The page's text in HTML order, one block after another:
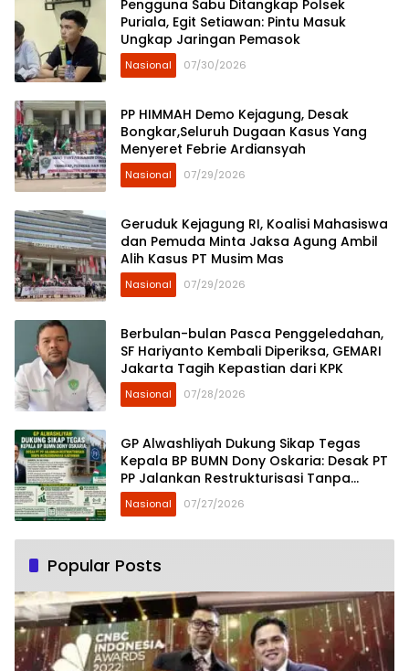
Pengguna Sabu Ditangkap Polsek
Puriala, Egit Setiawan: Pintu Masuk
Ungkap Jaringan Pemasok
Nasional 07/30/2026
PP HIMMAH Demo Kejagung, Desak
Bongkar,Seluruh Dugaan Kasus Yang
Menyeret Febrie Ardiansyah
Nasional 07/29/2026
Geruduk Kejagung RI, Koalisi Mahasiswa
dan Pemuda Minta Jaksa Agung Ambil
Alih Kasus PT Musim Mas
Nasional 07/29/2026
Berbulan-bulan Pasca Penggeledahan,
SF Hariyanto Kembali Diperiksa, GEMARI
Jakarta Tagih Kepastian dari KPK
Nasional 07/28/2026
GP Alwashliyah Dukung Sikap Tegas
Kepala BP BUMN Dony Oskaria: Desak PT
PP Jalankan Restrukturisasi Tanpa
Mengorbankan Karyawan
Nasional 07/27/2026
Popular Posts